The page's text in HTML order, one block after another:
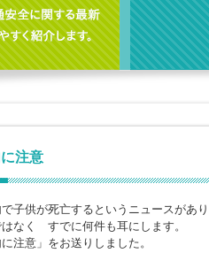
注意
子供が死亡するというニュースがあ
なく すでに何件も耳にします。
注意」をお送りしました。